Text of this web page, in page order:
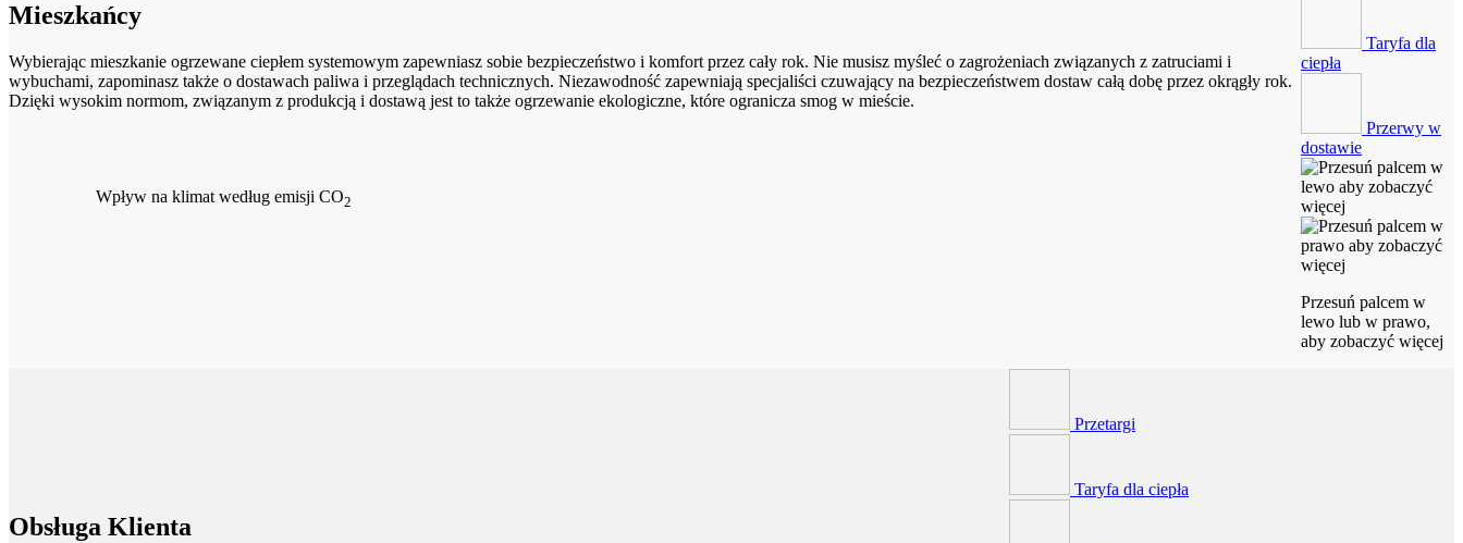
Mieszkańcy
Wybierając mieszkanie ogrzewane ciepłem systemowym zapewniasz sobie bezpieczeństwo i komfort przez cały rok. Nie musisz myśleć o zagrożeniach związanych z zatruciami i
wybuchami, zapominasz także o dostawach paliwa i przeglądach technicznych. Niezawodność zapewniają specjaliści czuwający na bezpieczeństwem dostaw całą dobę przez okrągły rok.
Dzięki wysokim normom, związanym z produkcją i dostawą jest to także ogrzewanie ekologiczne, które ogranicza smog w mieście.
Wpływ na klimat według emisji CO2
Taryfa dla
ciepła
Przerwy w
dostawie
Przesuń palcem w
lewo lub w prawo,
aby zobaczyć więcej
Obsługa Klienta
Przetargi
Taryfa dla ciepła